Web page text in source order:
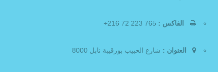
الفاكس :
العنوان : شارع الحبيب بورقيبة نابل 8000